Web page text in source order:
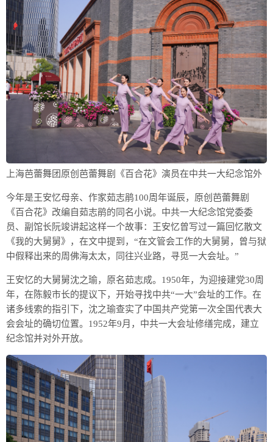
上海芭蕾舞团原创芭蕾舞剧《百合花》演员在中共一大纪念馆外
今年是王安忆母亲、作家茹志鹃100周年诞辰，原创芭蕾舞剧
《百合花》改编自茹志鹃的同名小说。中共一大纪念馆党委委
员、副馆长阮竣讲起这样一个故事：王安忆曾写过一篇回忆散文
《我的大舅舅》，在文中提到，“在文管会工作的大舅舅，曾与狱
中假释出来的周佛海太太，同往兴业路，寻觅一大会址。”
王安忆的大舅舅沈之瑜，原名茹志成。1950年，为迎接建党30周
年，在陈毅市长的提议下，开始寻找中共“一大”会址的工作。在
诸多线索的指引下，沈之瑜查实了中国共产党第一次全国代表大
会会址的确切位置。1952年9月，中共一大会址修缮完成，建立
纪念馆并对外开放。